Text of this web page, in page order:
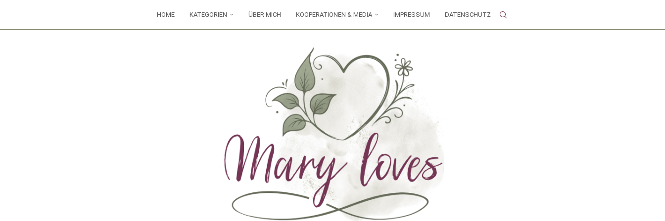
HOME KATEGORIEN ÜBER MICH KOOPERATIONEN & MEDIA IMPRESSUM DATENSCHUTZ